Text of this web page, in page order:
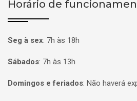
Horário de
Seg à sex: 7h às 18h
Sábados: 7h às 13h
Domingos e feriados: Não haverá